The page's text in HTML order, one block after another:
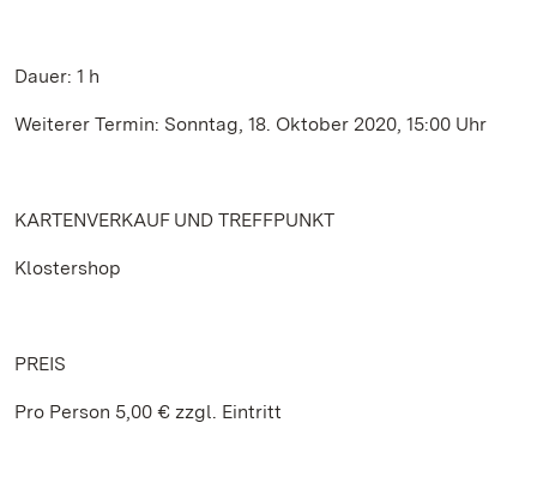
Dauer: 1 h
Weiterer Termin: Sonntag, 18. Oktober 2020, 15:00 Uhr
KARTENVERKAUF UND TREFFPUNKT
Klostershop
PREIS
Pro Person 5,00 € zzgl. Eintritt